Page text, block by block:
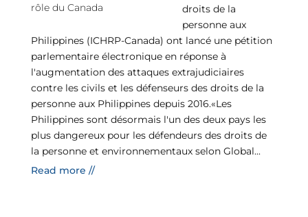
droits de la
personne aux
Philippines (ICHRP-Canada) ont lancé une pétition
parlementaire électronique en réponse à
l'augmentation des attaques extrajudiciaires
contre les civils et les défenseurs des droits de la
personne aux Philippines depuis 2016.«Les
Philippines sont désormais l'un des deux pays les
plus dangereux pour les défendeurs des droits de
la personne et environnementaux selon Global...
Read more //